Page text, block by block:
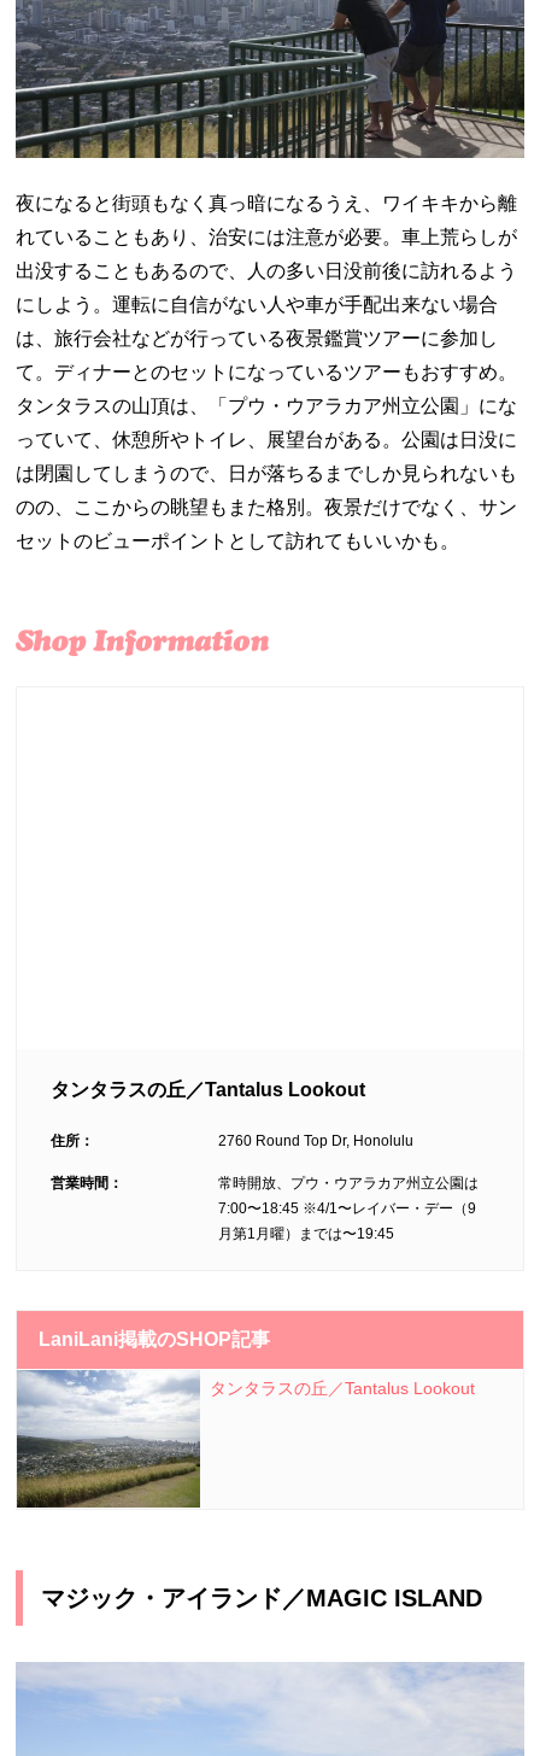
夜になると街頭もなく真っ暗になるうえ、ワイキキから離
れていることもあり、治安には注意が必要。車上荒らしが
出没することもあるので、人の多い日没前後に訪れるよう
にしよう。運転に自信がない人や車が手配出来ない場合
は、旅行会社などが行っている夜景鑑賞ツアーに参加し
て。ディナーとのセットになっているツアーもおすすめ。
タンタラスの山頂は、「プウ・ウアラカア州立公園」にな
っていて、休憩所やトイレ、展望台がある。公園は日没に
は閉園してしまうので、日が落ちるまでしか見られないも
のの、ここからの眺望もまた格別。夜景だけでなく、サン
セットのビューポイントとして訪れてもいいかも。
タンタラスの丘／Tantalus Lookout
住所： 2760 Round Top Dr, Honolulu
営業時間：
常時開放、プウ・ウアラカア州立公園は
7:00〜18:45 ※4/1〜レイバー・デー（9
月第1月曜）までは〜19:45
LaniLani掲載のSHOP記事
タンタラスの丘／Tantalus Lookout
マジック・アイランド／MAGIC ISLAND